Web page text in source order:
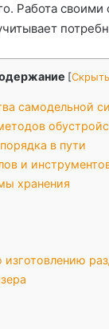
Работа
[Скрыть
самодельной
в пути
и
хранения